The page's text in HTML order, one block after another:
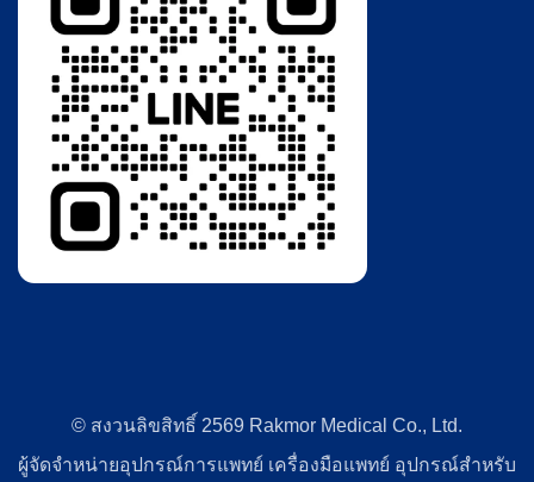
© สงวนลิขสิทธิ์ 2569 Rakmor Medical Co., Ltd.
ผู้จัดจำหน่ายอุปกรณ์การแพทย์ เครื่องมือแพทย์ อุปกรณ์สำหรับ